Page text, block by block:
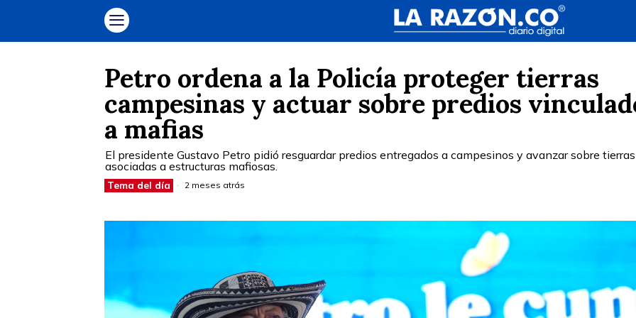
Petro ordena a la Policía proteger tierras
campesinas y actuar sobre predios
a mafias
El presidente Gustavo Petro pidió resguardar predios entregados a campesinos y avanzar sobre tierras
asociadas a estructuras mafiosas.
Tema del día 2 meses atrás